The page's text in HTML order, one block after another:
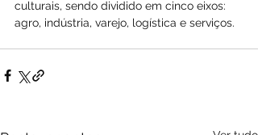
culturais, sendo dividido em cinco eixos:
agro, indústria, varejo, logística e serviços.